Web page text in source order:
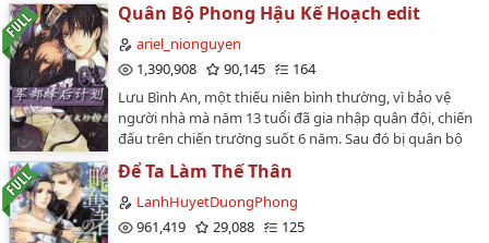
DƯỚI MỌI HÌNH THỨC. ◀◀…
Quân Bộ Phong Hậu Kế Hoạch edit
ariel_nionguyen
1,390,908
90,145
164
Lưu Bình An, một thiếu niên bình thường, vì bảo vệ
người nhà mà năm 13 tuổi đã gia nhập quân đội, chiến
đấu trên chiến trường suốt 6 năm. Sau đó bị quân bộ
chọn làm "chuột bạch" thử nghiệm kế hoạch "Ong
Chúa".Đã có "Ong Chúa", tất nhiên sẽ có "ong đực". Nơi
"ong đực" tụ tập nhiều nhất chính là Học Viện Quân Sự
Lục Quân Aliya.Thiếu niên bị cưỡng chế đưa vào
Để Ta Làm Thế Thân
LanhHuyetDuongPhong
961,419
29,088
125